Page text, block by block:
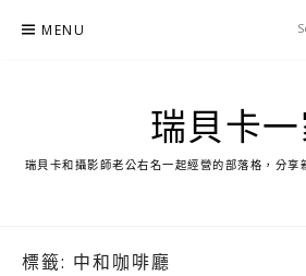
MENU
瑞貝卡一
瑞貝卡和攝影師老公右名一起經營的部落格，分享
標籤: 中和咖啡廳